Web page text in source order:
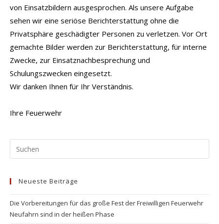
von Einsatzbildern ausgesprochen. Als unsere Aufgabe
sehen wir eine seriöse Berichterstattung ohne die
Privatsphäre geschädigter Personen zu verletzen. Vor Ort
gemachte Bilder werden zur Berichterstattung, für interne
Zwecke, zur Einsatznachbesprechung und
Schulungszwecken eingesetzt.
Wir danken Ihnen für Ihr Verständnis.
Ihre Feuerwehr
Neueste Beiträge
Die Vorbereitungen für das große Fest der Freiwilligen Feuerwehr
Neufahrn sind in der heißen Phase